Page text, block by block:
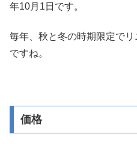
年10月1日です。
毎年、秋と冬の時期限定で
ですね。
価格